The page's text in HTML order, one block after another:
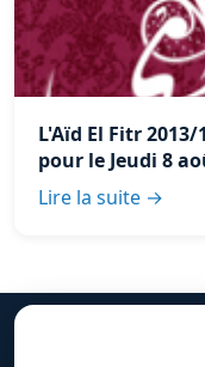
L'Aïd El Fitr
pour le Jeudi 8
Lire la suite →